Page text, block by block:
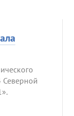
Северной